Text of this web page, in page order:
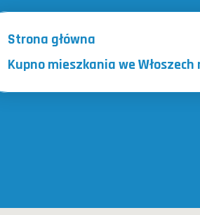
Strona główna
Kupno mieszkania we